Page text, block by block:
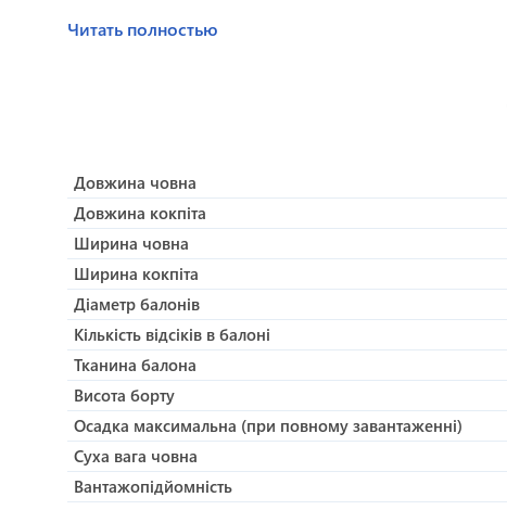
(якір, якірна або швартувальна мотузки тощо) і два
підйому човна кран-балкою. Пропонується великий
купання; м’яке протиковзке покриття SeaDeck додає
спінінготримачі BORIKA або інші аксесуари; клапан
сонця, що забезпечує максимальний комфорт на воді.
РИБ човен ГРАНД S420NL версії DELUXE підходить
водних видів спорту, як-от вейкбординг, дайвінг або
для професіоналів. Човен легко буксирувати за
в собі якість, стиль і видатні характеристики,
Читать полностью
Довжина човна
Довжина кокпіта
Ширина човна
Ширина кокпіта
Діаметр балонів
Кількість відсіків в балоні
Тканина балона
Висота борту
Осадка максимальна (при повному завантаженні)
Суха вага човна
Вантажопідйомність